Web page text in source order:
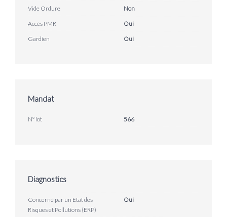
Vide Ordure
Non
Accès PMR
Oui
Gardien
Oui
Mandat
N° lot 566
Diagnostics
Concerné par un Etat des
Risques et Pollutions (ERP)
Oui